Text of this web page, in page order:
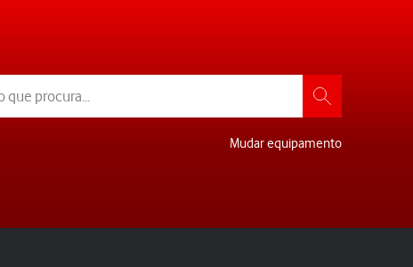
Mudar equipamento